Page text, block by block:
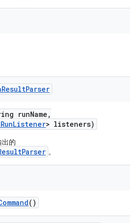
ResultParser
runName ,
RunListener> listeners)
的
。
()